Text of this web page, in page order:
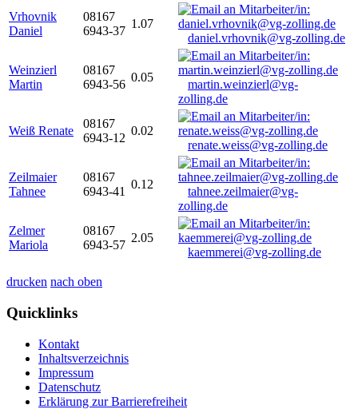
Vrhovnik
Daniel
08167
6943-37
1.07
daniel.vrhovnik@vg-zolling.de
Weinzierl
Martin
08167
6943-56
0.05
martin.weinzierl@vg-
zolling.de
Weiß Renate
08167
6943-12
0.02
renate.weiss@vg-zolling.de
Zeilmaier
Tahnee
08167
6943-41
0.12
tahnee.zeilmaier@vg-
zolling.de
Zelmer
Mariola
08167
6943-57
2.05
kaemmerei@vg-zolling.de
drucken nach oben
Quicklinks
Kontakt
Inhaltsverzeichnis
Impressum
Datenschutz
Erklärung zur Barrierefreiheit